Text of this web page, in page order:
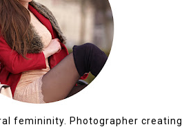
femininity. Photographer creating